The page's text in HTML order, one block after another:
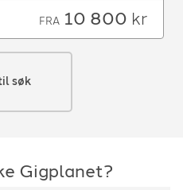
FRA 10 800 kr
søk
Gigplanet?